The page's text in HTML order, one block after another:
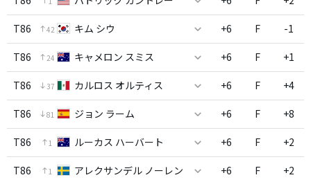
T86 42 キム シウ +6 F -1
T86 24 キャメロン スミス +6 F +1
T86 37 カルロス オルティス +6 F +4
T86 81 ジョン ラーム +6 F +8
T86 1 ルーカス ハーバート +6 F +2
T86 1 アレクサンデル ノーレン +6 F +2